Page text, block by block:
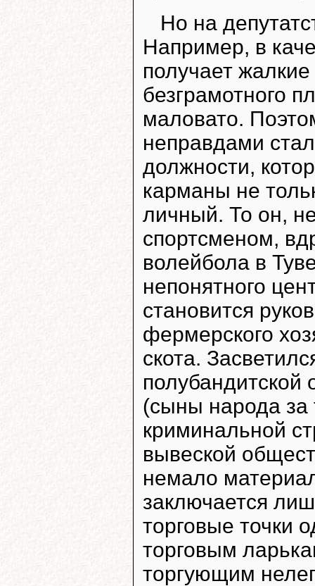
Но на
Например, в
получает
безграмотного
маловато.
неправдами
должности,
карманы не
личный. То он,
спортсменом,
волейбола в
непонятного
становится
фермерского
скота.
полубандитской
(сыны народа за
криминальной
вывеской
немало
заключается
торговые точки
торговым
торгующим